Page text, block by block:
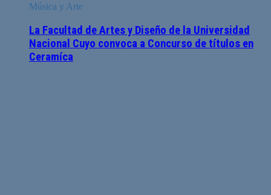
Música y Arte
La Facultad de Artes y Diseño de la Universidad
Nacional Cuyo convoca a Concurso de títulos en
Ceramíca